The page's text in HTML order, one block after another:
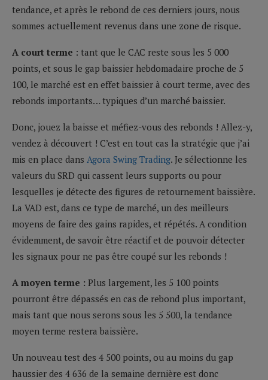
tendance, et après le rebond de ces derniers jours, nous
sommes actuellement revenus dans une zone de risque.
A court terme : tant que le CAC reste sous les 5 000
points, et sous le gap baissier hebdomadaire proche de 5
100, le marché est en effet baissier à court terme, avec des
rebonds importants… typiques d’un marché baissier.
Donc, jouez la baisse et méfiez-vous des rebonds ! Allez-y,
vendez à découvert ! C’est en tout cas la stratégie que j’ai
mis en place dans Agora Swing Trading. Je sélectionne les
valeurs du SRD qui cassent leurs supports ou pour
lesquelles je détecte des figures de retournement baissière.
La VAD est, dans ce type de marché, un des meilleurs
moyens de faire des gains rapides, et répétés. A condition
évidemment, de savoir être réactif et de pouvoir détecter
les signaux pour ne pas être coupé sur les rebonds !
A moyen terme : Plus largement, les 5 100 points
pourront être dépassés en cas de rebond plus important,
mais tant que nous serons sous les 5 500, la tendance
moyen terme restera baissière.
Un nouveau test des 4 500 points, ou au moins du gap
haussier des 4 636 de la semaine dernière est donc